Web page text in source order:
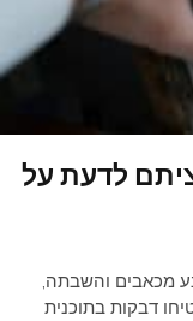
לדעת על
מכאבים והשבתה,
דבקות בתוכנית